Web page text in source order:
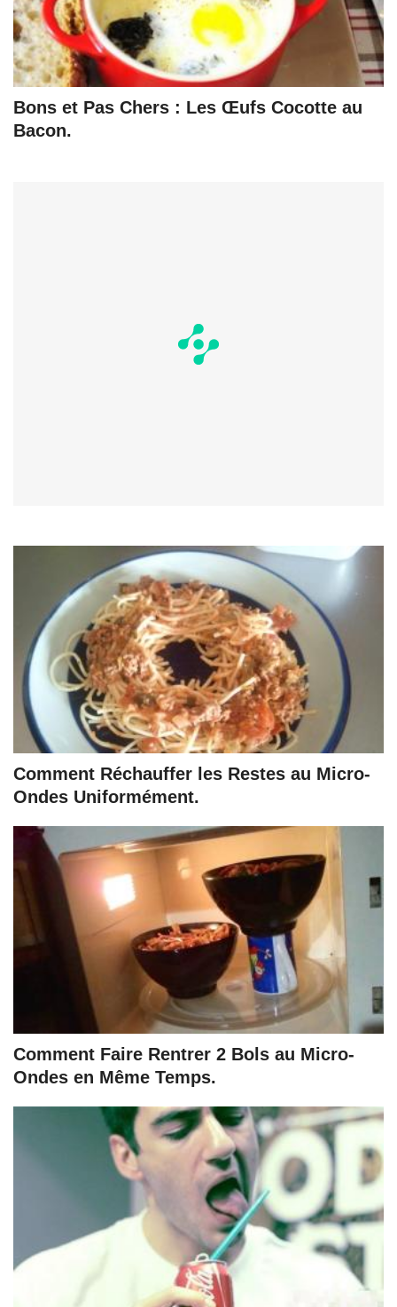
Bons et Pas Chers : Les Œufs Cocotte au
Bacon.
Comment Réchauffer les Restes au Micro-
Ondes Uniformément.
Comment Faire Rentrer 2 Bols au Micro-
Ondes en Même Temps.